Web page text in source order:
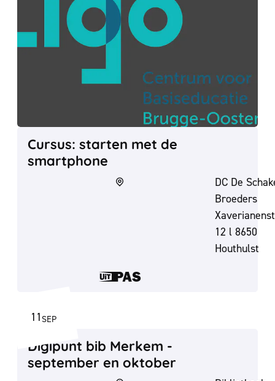
Cursus: starten met de
smartphone
DC De
Broeders
12 l 8650
Houthulst
11SEP
Digipunt bib Merkem -
september en oktober